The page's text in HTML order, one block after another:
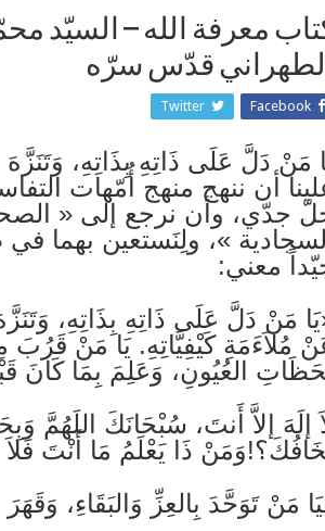
معرفة الله – السيّد
قدّس سرّه
Facebook
Twitter
مَنْ دَلَّ عَلَی ذَاتِهِ بِذَاتِهِ،
أن‌ ننهج‌ منهج‌ أُمّهات‌
جدّي‌، وأن‌ نرجع‌ إلی «
»، ولِنَستعين‌ بهما
معني‌:
مَنْ دَلَّ عَلَی ذَاتِهِ بِذَاتِهِ،
مُلاَءَمَةِ كَيْفِيَّاتِهِ. يَا مَنْ
العُيُونِ، وَعَلِمَ بِمَا كَانَ
إلَهَ إلاَّ أَنتَ، سُبْحَانَكَ
ذَا يَعْلَمُ مَا أَنْتَ فَلاَ
مَنْ تَوَحَّدَ بِالعِزِّ وَالبَقَاءِ، وَقَهَرَ